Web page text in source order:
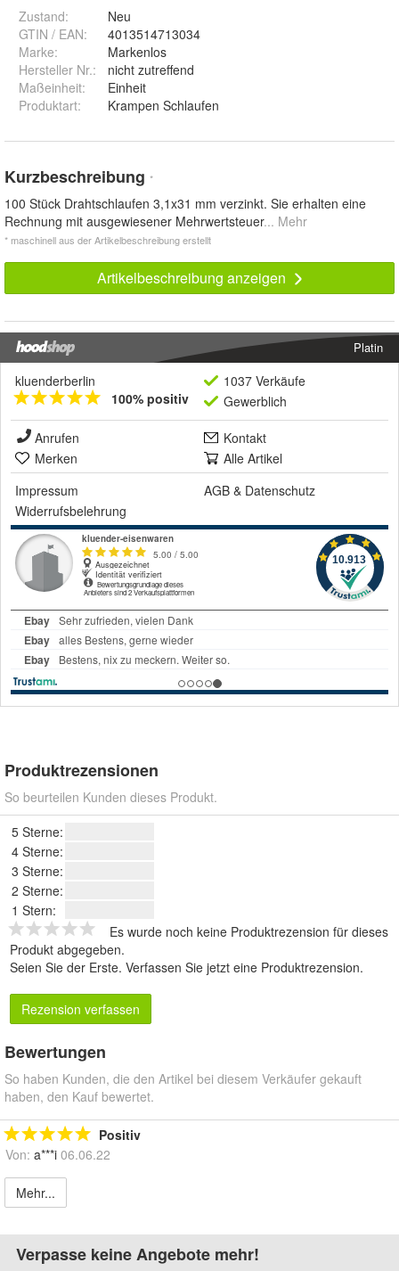
Zustand:
Neu
GTIN / EAN:
4013514713034
Marke:
Markenlos
Hersteller Nr.:
nicht zutreffend
Maßeinheit:
Einheit
Produktart: Krampen Schlaufen
Kurzbeschreibung *
100 Stück Drahtschlaufen 3,1x31 mm verzinkt. Sie erhalten eine
Rechnung mit ausgewiesener Mehrwertsteuer... Mehr
* maschinell aus der Artikelbeschreibung erstellt
Artikelbeschreibung anzeigen
Platin
kluenderberlin
100% positiv
1037 Verkäufe
Gewerblich
Anrufen
Kontakt
Merken
Alle Artikel
Impressum
AGB & Datenschutz
Widerrufsbelehrung
Produktrezensionen
So beurteilen Kunden dieses Produkt.
5 Sterne:
4 Sterne:
3 Sterne:
2 Sterne:
1 Stern:
Es wurde noch keine Produktrezension für dieses
Produkt abgegeben.
Seien Sie der Erste. Verfassen Sie jetzt eine Produktrezension.
Rezension verfassen
Bewertungen
So haben Kunden, die den Artikel bei diesem Verkäufer gekauft
haben, den Kauf bewertet.
Positiv
Von: a***i 06.06.22
Mehr...
Verpasse keine Angebote mehr!